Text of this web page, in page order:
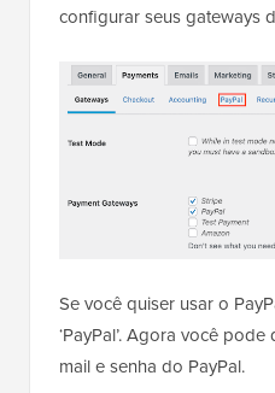
configurar seus gateways
Se você quiser usar o
‘PayPal’. Agora você
mail e senha do PayPal.